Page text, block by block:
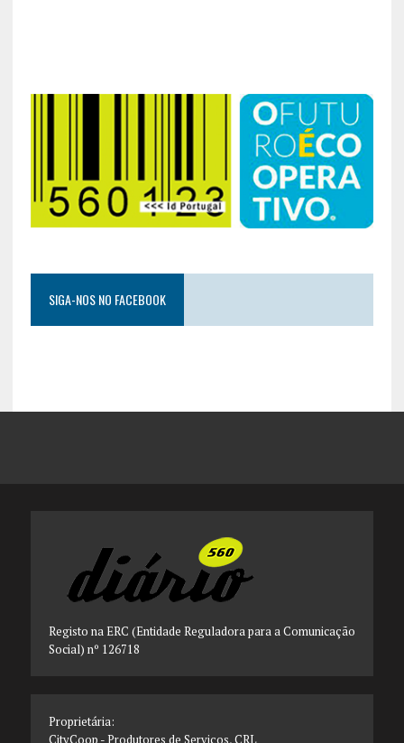
SIGA-NOS NO FACEBOOK
Registo na ERC (Entidade Reguladora para a Comunicação
Social) nº 126718
Proprietária:
CityCoop - Produtores de Serviços, CRL